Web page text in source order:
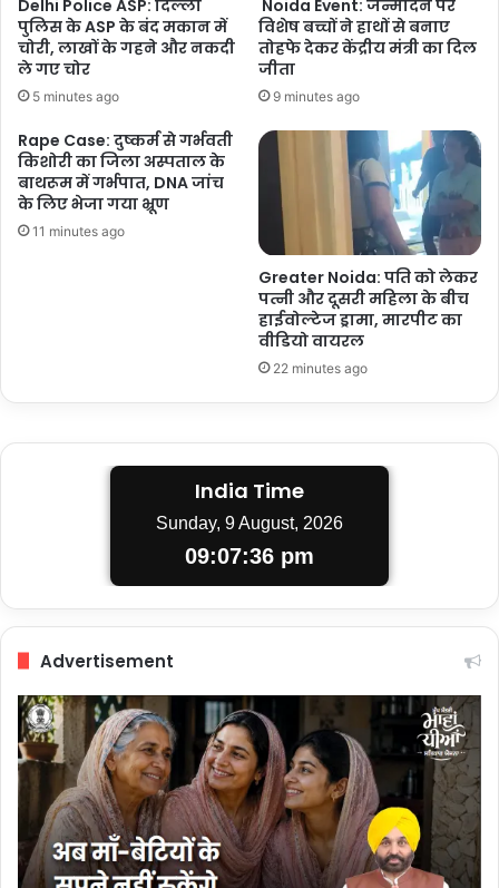
Delhi Police ASP: दिल्ली
पुलिस के ASP के बंद मकान में
चोरी, लाखों के गहने और नकदी
ले गए चोर
5 minutes ago
Noida Event: जन्मदिन पर
विशेष बच्चों ने हाथों से बनाए
तोहफे देकर केंद्रीय मंत्री का दिल
जीता
9 minutes ago
Rape Case: दुष्कर्म से गर्भवती
किशोरी का जिला अस्पताल के
बाथरूम में गर्भपात, DNA जांच
के लिए भेजा गया भ्रूण
11 minutes ago
Greater Noida: पति को लेकर
पत्नी और दूसरी महिला के बीच
हाईवोल्टेज ड्रामा, मारपीट का
वीडियो वायरल
22 minutes ago
India Time
Sunday, 9 August, 2026
09:07:37 pm
Advertisement